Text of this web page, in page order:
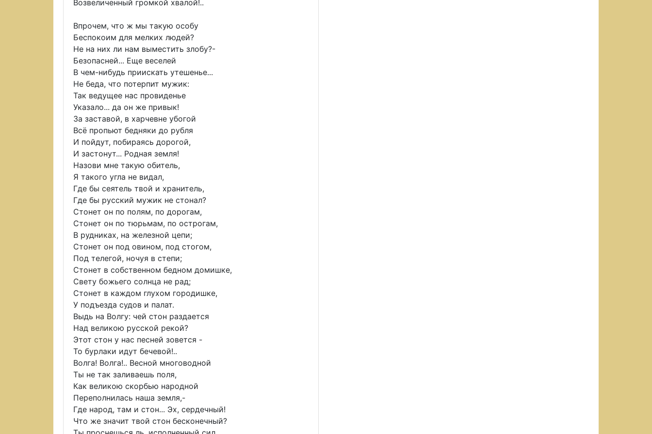
Возвеличенный громкой хвалой!..
Впрочем, что ж мы такую особу
Беспокоим для мелких людей?
Не на них ли нам выместить злобу?-
Безопасней... Еще веселей
В чем-нибудь приискать утешенье...
Не беда, что потерпит мужик:
Так ведущее нас провиденье
Указало... да он же привык!
За заставой, в харчевне убогой
Всё пропьют бедняки до рубля
И пойдут, побираясь дорогой,
И застонут... Родная земля!
Назови мне такую обитель,
Я такого угла не видал,
Где бы сеятель твой и хранитель,
Где бы русский мужик не стонал?
Стонет он по полям, по дорогам,
Стонет он по тюрьмам, по острогам,
В рудниках, на железной цепи;
Стонет он под овином, под стогом,
Под телегой, ночуя в степи;
Стонет в собственном бедном домишке,
Свету божьего солнца не рад;
Стонет в каждом глухом городишке,
У подъезда судов и палат.
Выдь на Волгу: чей стон раздается
Над великою русской рекой?
Этот стон у нас песней зовется -
То бурлаки идут бечевой!..
Волга! Волга!.. Весной многоводной
Ты не так заливаешь поля,
Как великою скорбью народной
Переполнилась наша земля,-
Где народ, там и стон... Эх, сердечный!
Что же значит твой стон бесконечный?